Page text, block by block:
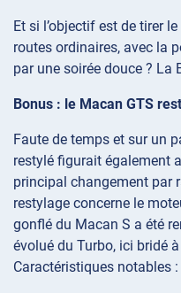
Et si l’objectif est de tirer
routes ordinaires, avec la
par une soirée douce ? La
Bonus : le Macan GTS
Faute de temps et sur un
restylé figurait également
principal changement par
restylage concerne le
gonflé du Macan S a été
évolué du Turbo, ici bridé
Caractéristiques notables :